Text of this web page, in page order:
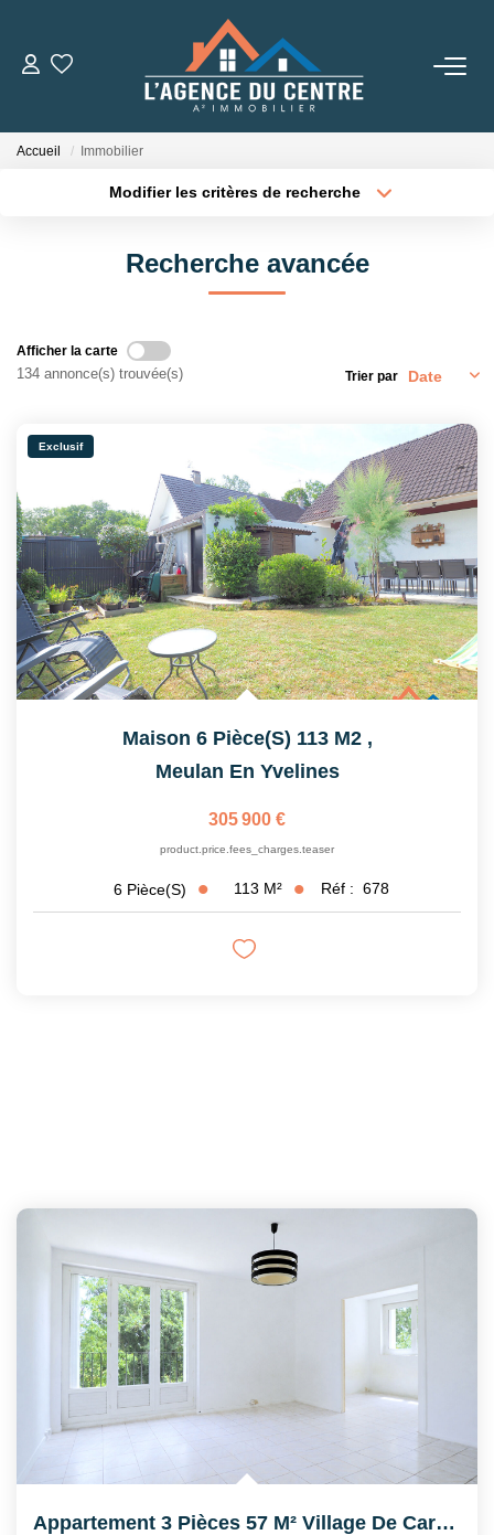
VENTES
Nos Conseils
Qui Sommes Nous
Nos Partenaires
CONTACT
Accueil Immobilier
Modifier les critères de recherche
Recherche avancée
Afficher la carte
134 annonce(s) trouvée(s) Trier par
Exclusif
Maison 6 Pièce(s) 113 M2 ,
Meulan En Yvelines
305 900 €
product.price.fees_charges.teaser
6 Pièce(s) 113 M² Réf : 678
Appartement 3 Pièces 57 M² Village De Carrières-Sous-Poissy